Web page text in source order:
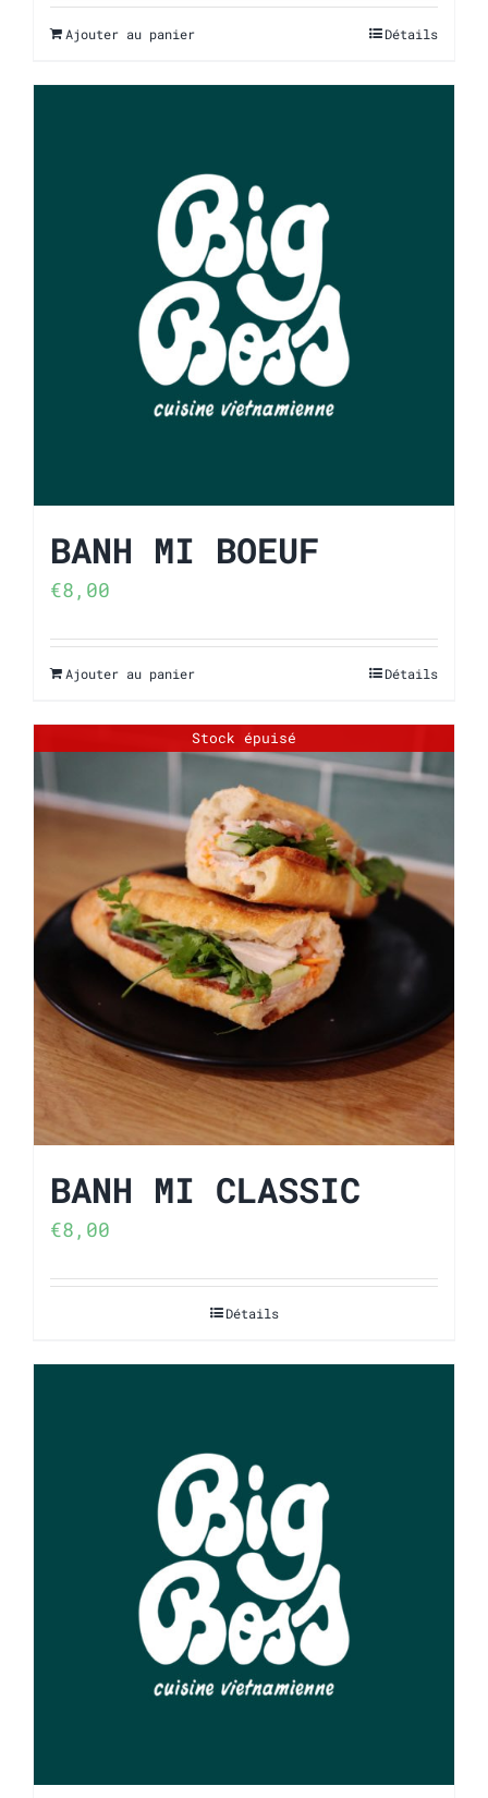
Ajouter au panier Détails
BANH MI BOEUF
€8,00
Ajouter au panier Détails
Stock épuisé
BANH MI CLASSIC
€8,00
Détails